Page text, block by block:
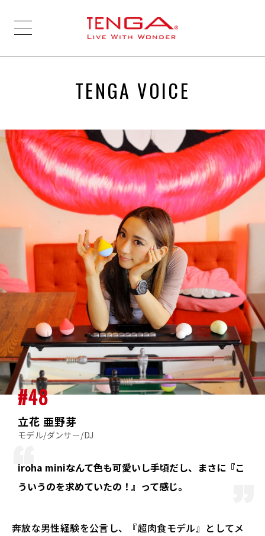
TENGA VOICE
#48
立花 亜野芽
モデル/ダンサー/DJ
iroha miniなんて色も可愛いし手頃だし、まさに『こ
ういうのを求めていたの！』って感じ。
奔放な男性経験を公言し、『超肉食モデル』としてメ